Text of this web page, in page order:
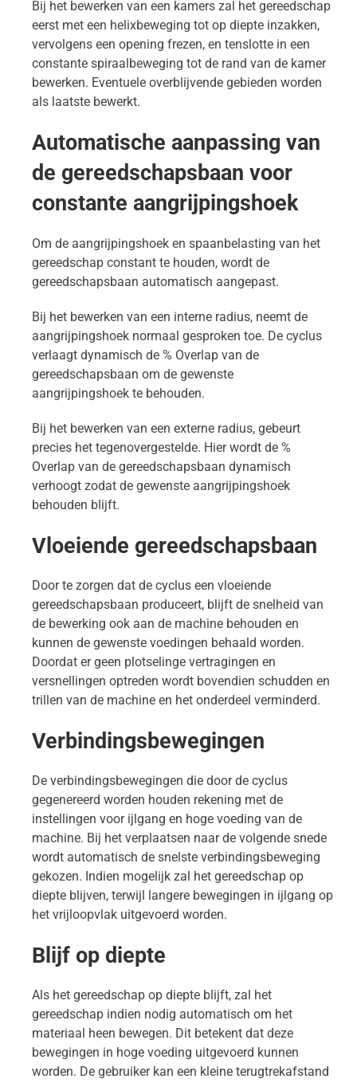
Bij het bewerken van een kamers zal het gereedschap
eerst met een helixbeweging tot op diepte inzakken,
vervolgens een opening frezen, en tenslotte in een
constante spiraalbeweging tot de rand van de kamer
bewerken. Eventuele overblijvende gebieden worden
als laatste bewerkt.
Automatische aanpassing van
de gereedschapsbaan voor
constante aangrijpingshoek
Om de aangrijpingshoek en spaanbelasting van het
gereedschap constant te houden, wordt de
gereedschapsbaan automatisch aangepast.
Bij het bewerken van een interne radius, neemt de
aangrijpingshoek normaal gesproken toe. De cyclus
verlaagt dynamisch de % Overlap van de
gereedschapsbaan om de gewenste
aangrijpingshoek te behouden.
Bij het bewerken van een externe radius, gebeurt
precies het tegenovergestelde. Hier wordt de %
Overlap van de gereedschapsbaan dynamisch
verhoogt zodat de gewenste aangrijpingshoek
behouden blijft.
Vloeiende gereedschapsbaan
Door te zorgen dat de cyclus een vloeiende
gereedschapsbaan produceert, blijft de snelheid van
de bewerking ook aan de machine behouden en
kunnen de gewenste voedingen behaald worden.
Doordat er geen plotselinge vertragingen en
versnellingen optreden wordt bovendien schudden en
trillen van de machine en het onderdeel verminderd.
Verbindingsbewegingen
De verbindingsbewegingen die door de cyclus
gegenereerd worden houden rekening met de
instellingen voor ijlgang en hoge voeding van de
machine. Bij het verplaatsen naar de volgende snede
wordt automatisch de snelste verbindingsbeweging
gekozen. Indien mogelijk zal het gereedschap op
diepte blijven, terwijl langere bewegingen in ijlgang op
het vrijloopvlak uitgevoerd worden.
Blijf op diepte
Als het gereedschap op diepte blijft, zal het
gereedschap indien nodig automatisch om het
materiaal heen bewegen. Dit betekent dat deze
bewegingen in hoge voeding uitgevoerd kunnen
worden. De gebruiker kan een kleine terugtrekafstand